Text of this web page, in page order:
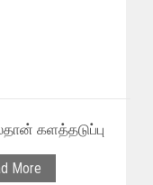
களத்தடுப்பு
More